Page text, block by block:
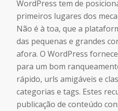
WordPress tem de
primeiros lugares dos
Não é à toa, que a
das pequenas e grandes
afora. O WordPress
para um bom
rápido, urls amigáveis e
categorias e tags. Estes
publicação de conteúdo